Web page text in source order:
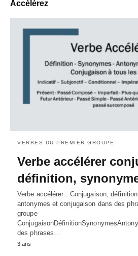
Accélérez
VERBES DU PREMIER GROUPE
Verbe accélérer
définition,
Verbe accélérer : Conjugaison,
antonymes et conjugaison dans des
groupe
des phrases…
3 ans